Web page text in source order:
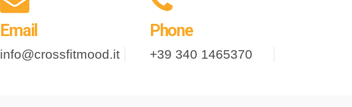
Email
info@crossfitmood.it
Phone
+39 340 1465370